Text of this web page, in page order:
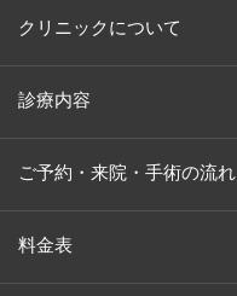
クリニックについて
診療内容
ご予約・来院・手術の流れ
料金表